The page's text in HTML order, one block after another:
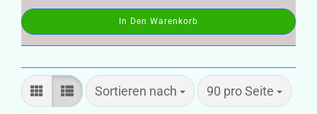
In Den Warenkorb
Sortieren nach
Sortieren nach 90 pro Seite
pro Seite